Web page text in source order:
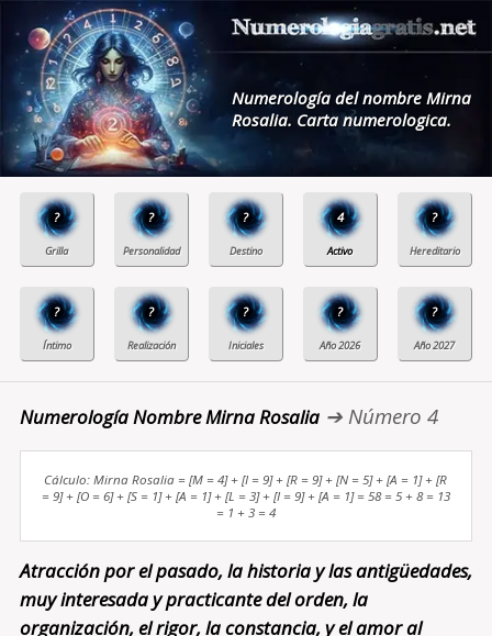
Numerología del nombre Mirna
Rosalia. Carta numerologica.
? ? ? 4 ?
? ? ? ? ?
Numerología Nombre Mirna Rosalia➔ Número 4
Cálculo: Mirna Rosalia = [M = 4] + [I = 9] + [R = 9] + [N = 5] + [A = 1] + [R
= 9] + [O = 6] + [S = 1] + [A = 1] + [L = 3] + [I = 9] + [A = 1] = 58 = 5 + 8 = 13
= 1 + 3 = 4
Atracción por el pasado, la historia y las antigüedades,
muy interesada y practicante del orden, la
organización, el rigor, la constancia, y el amor al